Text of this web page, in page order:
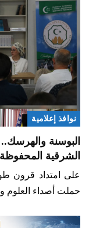
نوافذ إعلامية
البوسنة
الشرقية
على امتداد قرون
حملت أصداء العلوم